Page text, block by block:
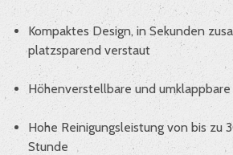
Kompaktes Design, in Sekunden
platzsparend verstaut
Höhenverstellbare und umklappbare
Hohe Reinigungsleistung von bis zu
Stunde